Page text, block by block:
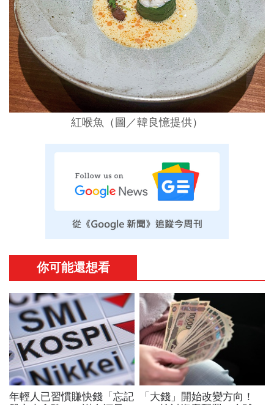
紅喉魚（圖／韓良憶提供）